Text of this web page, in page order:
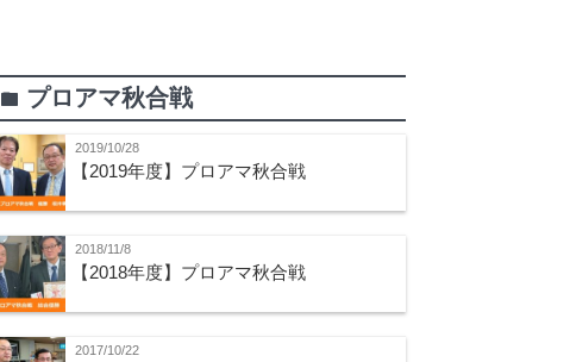
folder プロアマ秋合戦
2019/10/28
【2019年度】プロアマ秋合戦
2018/11/8
【2018年度】プロアマ秋合戦
2017/10/22